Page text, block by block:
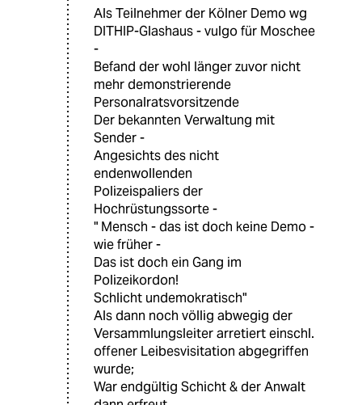
Als Teilnehmer der Kölner Demo wg
DITHIP-Glashaus - vulgo für Moschee
-
Befand der wohl länger zuvor nicht
mehr demonstrierende
Personalratsvorsitzende
Der bekannten Verwaltung mit
Sender -
Angesichts des nicht
endenwollenden
Polizeispaliers der
Hochrüstungssorte -
" Mensch - das ist doch keine Demo -
wie früher -
Das ist doch ein Gang im
Polizeikordon!
Schlicht undemokratisch"
Als dann noch völlig abwegig der
Versammlungsleiter arretiert einschl.
offener Leibesvisitation abgegriffen
wurde;
War endgültig Schicht & der Anwalt